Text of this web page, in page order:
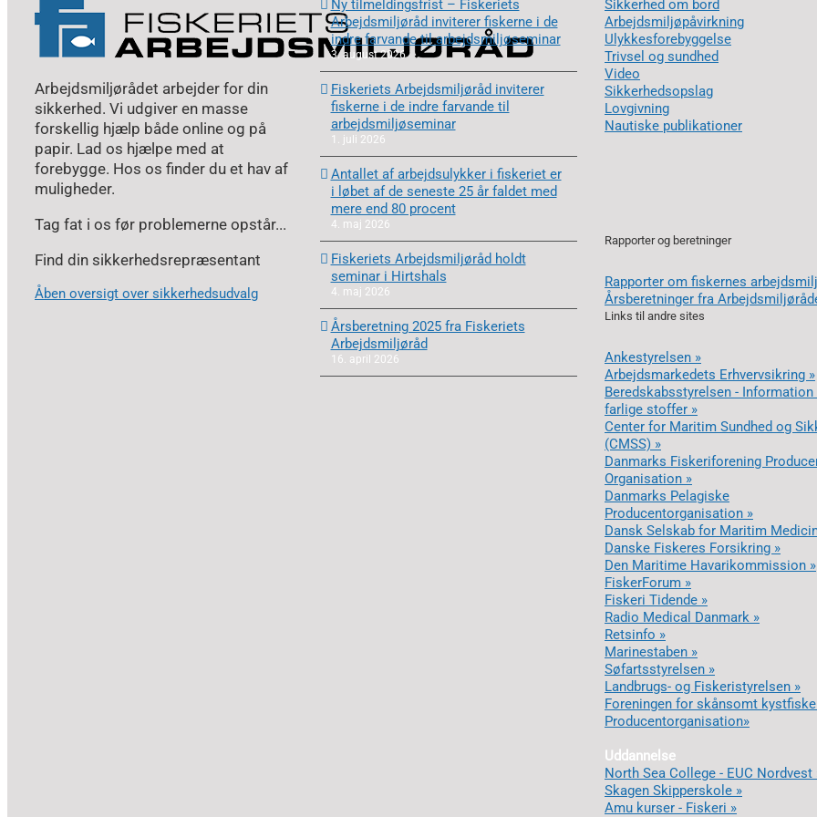
Arbejdsmiljørådet arbejder for din
sikkerhed. Vi udgiver en masse
forskellig hjælp både online og på
papir. Lad os hjælpe med at
forebygge. Hos os finder du et hav af
muligheder.
Tag fat i os før problemerne opstår...
Find din sikkerhedsrepræsentant
Åben oversigt over sikkerhedsudvalg
Ny tilmeldingsfrist – Fiskeriets
Arbejdsmiljøråd inviterer fiskerne i de
indre farvande til arbejdsmiljøseminar
3. august 2026
Fiskeriets Arbejdsmiljøråd inviterer
fiskerne i de indre farvande til
arbejdsmiljøseminar
1. juli 2026
Antallet af arbejdsulykker i fiskeriet er
i løbet af de seneste 25 år faldet med
mere end 80 procent
4. maj 2026
Fiskeriets Arbejdsmiljøråd holdt
seminar i Hirtshals
4. maj 2026
Årsberetning 2025 fra Fiskeriets
Arbejdsmiljøråd
16. april 2026
Sikkerhed om bord
Arbejdsmiljøpåvirkning
Ulykkesforebyggelse
Trivsel og sundhed
Video
Sikkerhedsopslag
Lovgivning
Nautiske publikationer
Rapporter og beretninger
Rapporter om fiskernes
Årsberetninger fra
Links til andre sites
Ankestyrelsen »
Arbejdsmarkedets Erhvervsikring »
Beredskabsstyrelsen -
farlige stoffer »
Center for Maritim Sundhed og
(CMSS) »
Danmarks Fiskeriforening
Organisation »
Danmarks Pelagiske
Producentorganisation »
Dansk Selskab for Maritim
Danske Fiskeres Forsikring »
Den Maritime Havarikommission »
FiskerForum »
Fiskeri Tidende »
Radio Medical Danmark »
Retsinfo »
Marinestaben »
Søfartsstyrelsen »
Landbrugs- og Fiskeristyrelsen »
Foreningen for skånsomt
Producentorganisation»
Uddannelse
North Sea College - EUC Nordvest
Skagen Skipperskole »
Amu kurser - Fiskeri »